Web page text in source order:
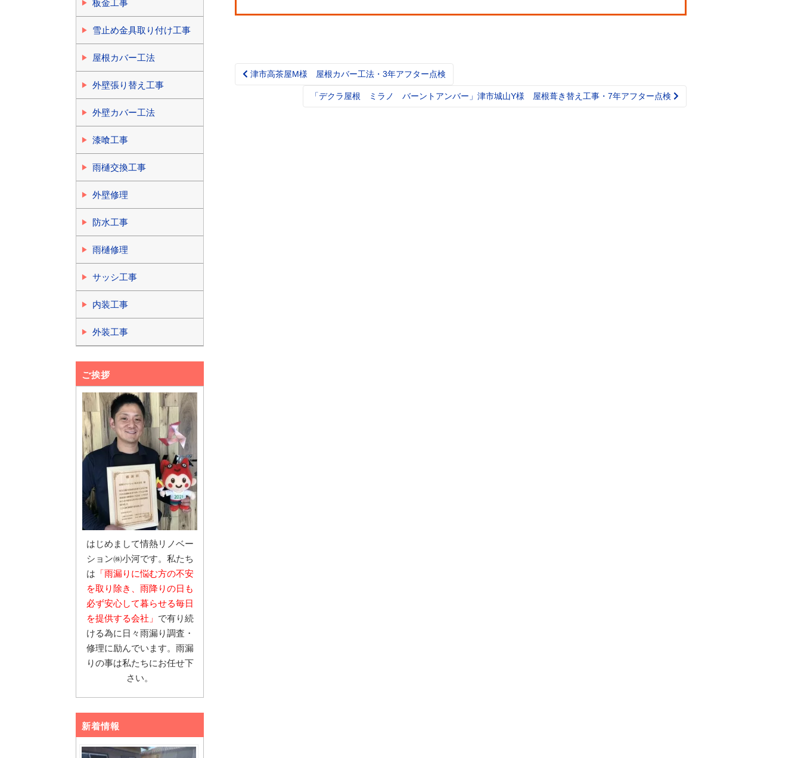
Post
津市高茶屋M様 屋根カバー工法・3年アフター点検
「デクラ屋根 ミラノ バーントアンバー」津市城山Y様 屋根葺き替え工事・7年アフター点検
板金工事
雪止め金具取り付け工事
屋根カバー工法
外壁張り替え工事
外壁カバー工法
漆喰工事
雨樋交換工事
外壁修理
防水工事
雨樋修理
サッシ工事
内装工事
外装工事
ご挨拶
はじめまして情熱リノベー
ション㈱小河です。私たち
は 「雨漏りに悩む方の不安
を取り除き、雨降りの日も
必ず安心して暮らせる毎日
を提供する会社」 で有り続
ける為に日々雨漏り調査・
修理に励んでいます。雨漏
りの事は私たちにお任せ下
さい。
新着情報